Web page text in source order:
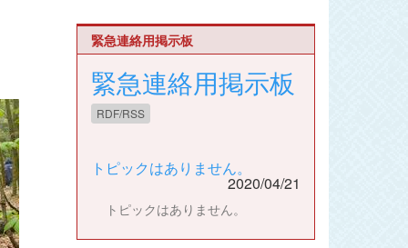
緊急連絡用掲示板
緊急連絡用掲示板
RDF/RSS
トピックはありません。
2020/04/21
トピックはありません。